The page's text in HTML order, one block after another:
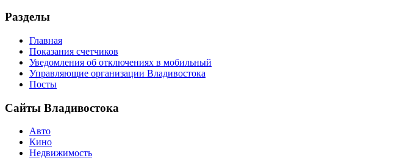
Разделы
Главная
Показания счетчиков
Уведомления об отключениях в мобильный
Управляющие организации Владивостока
Посты
Сайты Владивостока
Авто
Кино
Недвижимость